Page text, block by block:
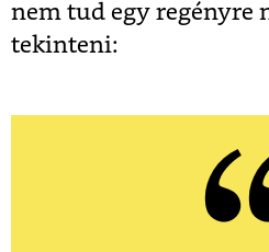
nem tud egy regényre
tekinteni: